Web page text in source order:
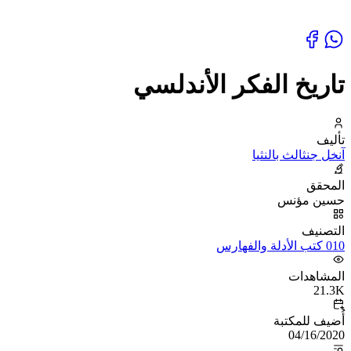
تاريخ الفكر الأندلسي
تأليف
آنخل جنثالث بالنثيا
المحقق
حسين مؤنس
التصنيف
010 كتب الأدلة والفهارس
المشاهدات
21.3K
أُضيف للمكتبة
04/16/2020